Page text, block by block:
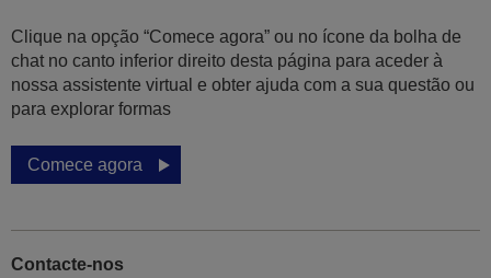
Clique na opção “Comece agora” ou no ícone da bolha de
chat no canto inferior direito desta página para aceder à
nossa assistente virtual e obter ajuda com a sua questão ou
para explorar formas
Comece agora
Contacte-nos